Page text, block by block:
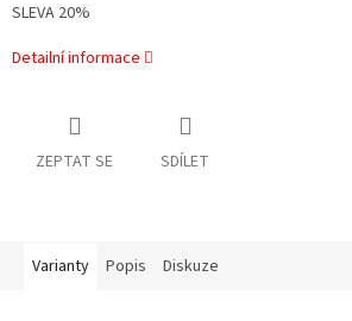
SLEVA 20%
Detailní informace
ZEPTAT SE SDÍLET
Varianty Popis Diskuze